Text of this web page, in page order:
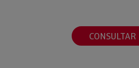
CONSULTAR